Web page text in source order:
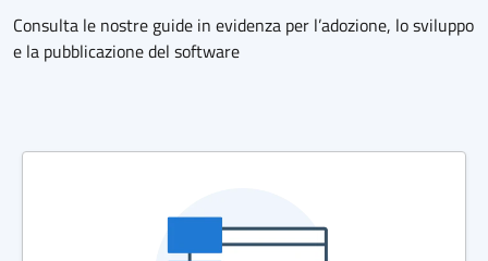
Consulta le nostre guide in evidenza per l’adozione, lo sviluppo
e la pubblicazione del software